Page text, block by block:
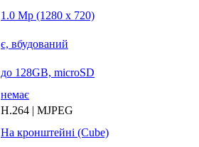
1.0 Mp (1280 x 720)
є, вбудований
до 128GB, microSD
немає
H.264 | MJPEG
На кронштейні (Cube)